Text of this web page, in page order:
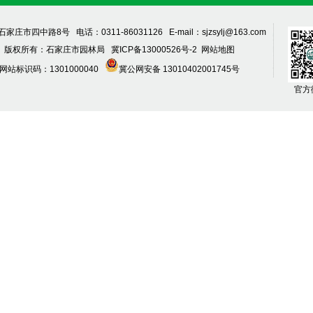
家庄市四中路8号 电话：0311-86031126 E-mail：sjzsylj@163.com
版权所有：石家庄市园林局 冀ICP备13000526号-2 网站地图
站标识码：1301000040 冀公网安备 13010402001745号
官方